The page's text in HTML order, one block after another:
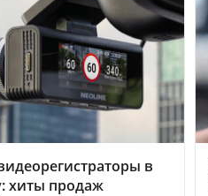
в
хиты продаж